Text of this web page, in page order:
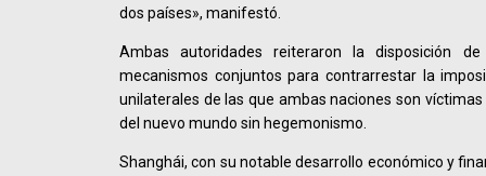
dos países», manifestó.
Ambas autoridades reiteraron la disposición
mecanismos conjuntos para contrarrestar la
unilaterales de las que ambas naciones son
del nuevo mundo sin hegemonismo.
Shanghái, con su notable desarrollo económico y